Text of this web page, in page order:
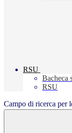
RSU
Bacheca
RSU
Campo di ricerca per